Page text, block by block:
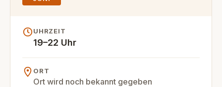
UHRZEIT
19–22 Uhr
ORT
Ort wird noch bekannt gegeben